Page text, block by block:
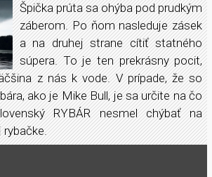
Špička prúta sa ohýba pod prudkým
záberom. Po ňom nasleduje zásek
a na druhej strane cítiť statného
súpera. To je ten prekrásny pocit,
z nás k vode. V prípade, že so
ako je Mike Bull, je sa určite na čo
RYBÁR nesmel chýbať na
rybačke.